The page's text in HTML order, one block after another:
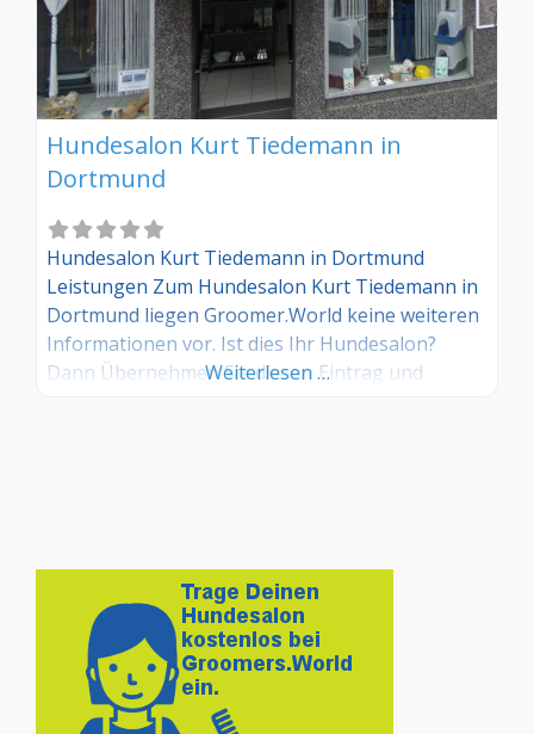
Hundesalon Kurt Tiedemann in
Dortmund
Hundesalon Kurt Tiedemann in Dortmund
Leistungen Zum Hundesalon Kurt Tiedemann in
Dortmund liegen Groomer.World keine weiteren
Informationen vor. Ist dies Ihr Hundesalon?
Dann Übernehmen Sie diesen Eintrag und
Weiterlesen …